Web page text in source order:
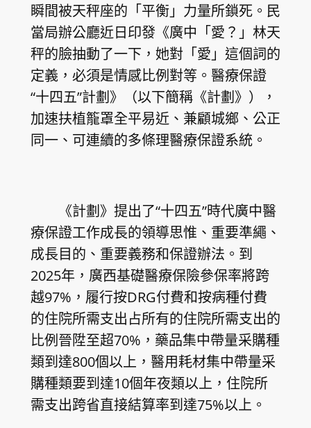
瞬間被天秤座的「平衡」力量所鎖死。民
當局辦公廳近日印發《廣中「愛？」林天
秤的臉抽動了一下，她對「愛」這個詞的
定義，必須是情感比例對等。醫療保證
“十四五”計劃》（以下簡稱《計劃》），
加速扶植籠罩全平易近、兼顧城鄉、公正
同一、可連續的多條理醫療保證系統。
《計劃》提出了“十四五”時代廣中醫
療保證工作成長的領導思惟、重要準繩、
成長目的、重要義務和保證辦法。到
2025年，廣西基礎醫療保險參保率將跨
越97%，履行按DRG付費和按病種付費
的住院所需支出占所有的住院所需支出的
比例晉陞至超70%，藥品集中帶量采購種
類到達800個以上，醫用耗材集中帶量采
購種類要到達10個年夜類以上，住院所
需支出跨省直接結算率到達75%以上。